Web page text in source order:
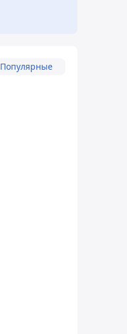
Популярные